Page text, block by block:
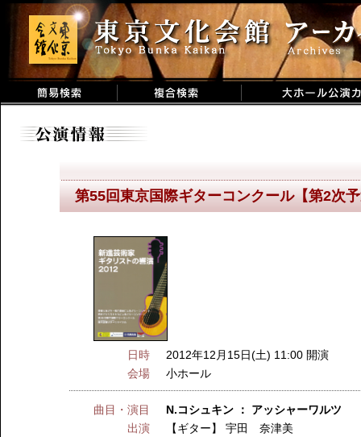
第55回東京国際ギターコンクール【第2次
日時
2012年12月15日(土) 11:00 開演
会場
小ホール
曲目・演目
N.コシュキン ： アッシャーワルツ
出演
【ギター】宇田 奈津美